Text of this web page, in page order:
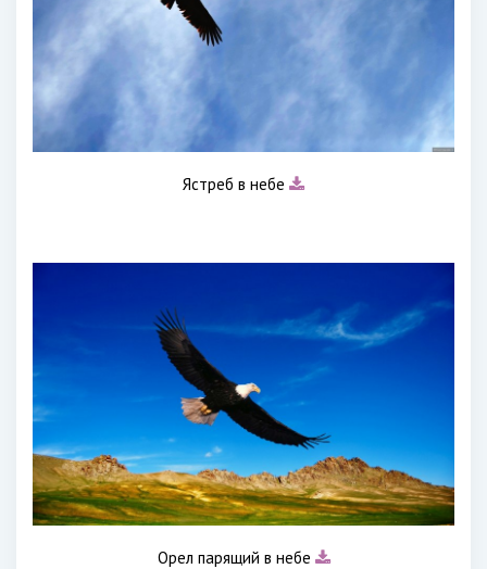
Ястреб в небе
Орел парящий в небе